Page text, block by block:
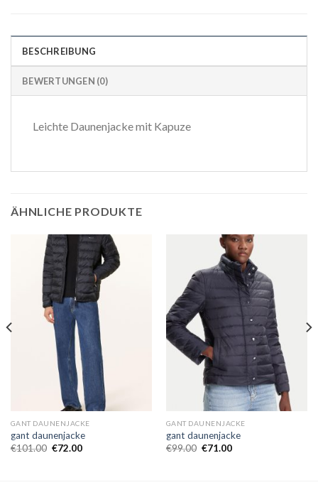
BESCHREIBUNG
BEWERTUNGEN (0)
Leichte Daunenjacke mit Kapuze
ÄHNLICHE PRODUKTE
GANT DAUNENJACKE
gant daunenjacke
€101.00 €72.00
GANT DAUNENJACKE
gant daunenjacke
€99.00 €71.00